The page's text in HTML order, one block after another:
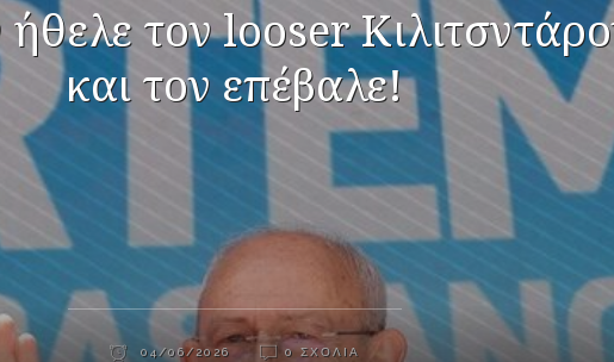
τον looser
και τον επέβαλε!
04/06/2026 0 ΣΧΌΛΙΑ